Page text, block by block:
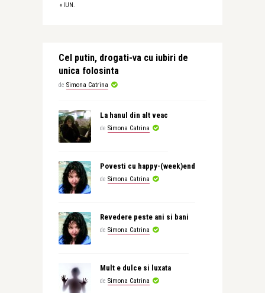
« IUN.
Cel putin, drogati-va cu iubiri de
unica folosinta
de Simona Catrina
La hanul din alt veac
de Simona Catrina
Povesti cu happy-(week)end
de Simona Catrina
Revedere peste ani si bani
de Simona Catrina
Mult e dulce si luxata
de Simona Catrina